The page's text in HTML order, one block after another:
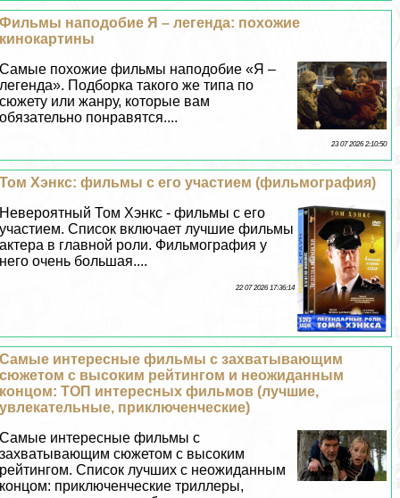
Фильмы наподобие Я – легенда: похожие
кинокартины
Самые похожие фильмы наподобие «Я –
легенда». Подборка такого же типа по
сюжету или жанру, которые вам
обязательно понравятся....
23 07 2026 2:10:50
Том Хэнкс: фильмы с его участием (фильмография)
Невероятный Том Хэнкс - фильмы с его
участием. Список включает лучшие фильмы
актера в главной роли. Фильмография у
него очень большая....
22 07 2026 17:36:14
Самые интересные фильмы с захватывающим
сюжетом с высоким рейтингом и неожиданным
концом: ТОП интересных фильмов (лучшие,
увлекательные, приключенческие)
Самые интересные фильмы с
захватывающим сюжетом с высоким
рейтингом. Список лучших с неожиданным
концом: приключенческие триллеры,